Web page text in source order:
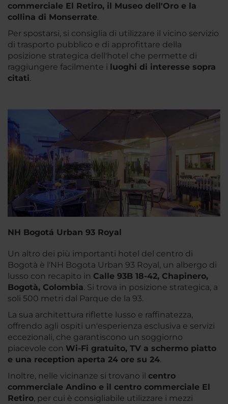
commerciale El Retiro, il Museo dell'Oro e la
collina di Monserrate.
Per spostarsi, si consiglia di utilizzare il vicino servizio
di trasporto pubblico e di approfittare della
posizione strategica dell'hotel che permette di
raggiungere facilmente i luoghi di interesse sopra
citati.
NH Bogotá Urban 93 Royal
Un altro dei più importanti hotel del centro di
Bogotà è l'NH Bogota Urban 93 Royal, un albergo di
lusso con recapito in Calle 93B 18-42, Chapinero,
Bogotà, Colombia. Si trova in posizione strategica, a
soli 500 metri dal Parque de la 93.
La sua architettura riflette lusso e raffinatezza,
offrendo agli ospiti un'esperienza esclusiva e servizi
eccezionali, che garantiscono un soggiorno
piacevole con Wi-Fi gratuito, TV a schermo piatto
e una reception aperta 24 ore su 24.
Inoltre, nelle vicinanze si trovano il centro
commerciale Andino e il centro commerciale El
Retiro, per cui è consigliabile utilizzare i mezzi